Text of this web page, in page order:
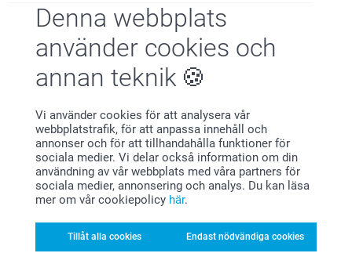
Denna webbplats
använder cookies och
annan teknik
Vi använder cookies för att analysera vår
webbplatstrafik, för att anpassa innehåll och
annonser och för att tillhandahålla funktioner för
sociala medier. Vi delar också information om din
användning av vår webbplats med våra partners för
sociala medier, annonsering och analys. Du kan läsa
mer om vår cookiepolicy här.
Tillåt alla cookies Endast nödvändiga cookies
Angelica Velke,
2023-02-09
Är nöjd och tycker att den blev bra
Relaterade produkter
Pennfodral
(17 omdömen)
Skrivbordsunderlägg
199,00
(4 omdömen)